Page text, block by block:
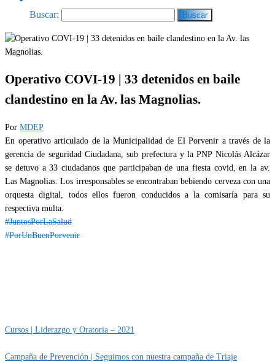
Buscar:
Operativo COVI-19 | 33 detenidos en baile
clandestino en la Av. las Magnolias.
Por MDEP
En operativo articulado de la Municipalidad de El Porvenir a través de la
gerencia de seguridad Ciudadana, sub prefectura y la PNP Nicolás Alcázar
se detuvo a 33 ciudadanos que participaban de una fiesta covid, en la av.
Las Magnolias. Los irresponsables se encontraban bebiendo cerveza con una
orquesta digital, todos ellos fueron conducidos a la comisaría para su
respectiva multa.
#JuntosPorLaSalud
#PorUnBuenPorvenir
Cursos | Liderazgo y Oratoria – 2021
Campaña de Prevención | Seguimos con nuestra campaña de Triaje